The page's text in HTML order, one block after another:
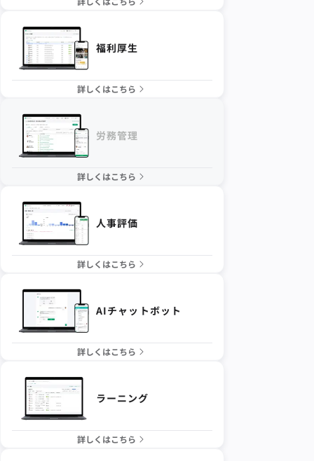
福利厚生
詳しくはこちら
労務管理
詳しくはこちら
人事評価
詳しくはこちら
AIチャットボット
詳しくはこちら
ラーニング
詳しくはこちら